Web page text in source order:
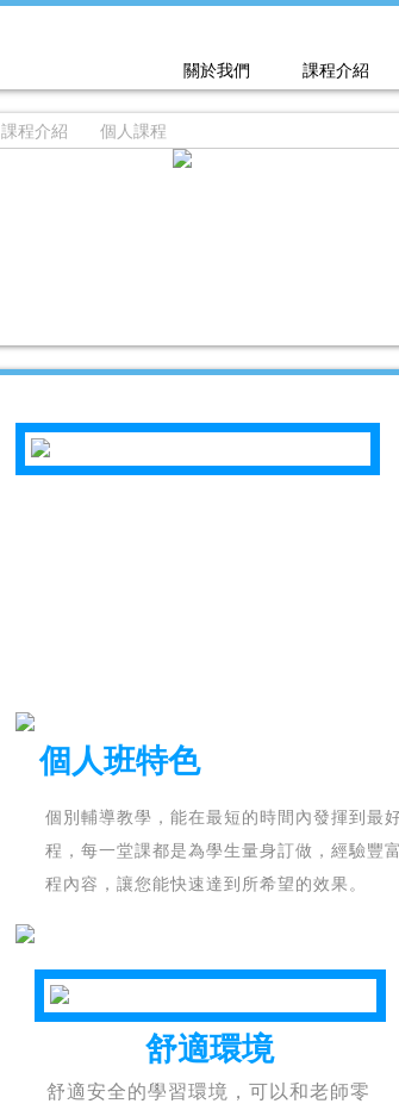
關於我們 課程介紹
課程介紹 個人課程
個人班特色
個別輔導教學，能在最短的時間內發揮到最
程，每一堂課都是為學生量身訂做，經驗豐
程內容，讓您能快速達到所希望的效果。
舒適環境
舒適安全的學習環境，可以和老師零